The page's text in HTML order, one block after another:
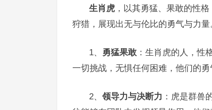
生肖虎 ，以其勇猛、果敢的性
狩猎，展现出无与伦比的勇气与力量
1、 勇猛果敢 ：生肖虎的人，性
一切挑战，无惧任何困难，他们的勇
2、 领导力与决断力 ：虎是群兽